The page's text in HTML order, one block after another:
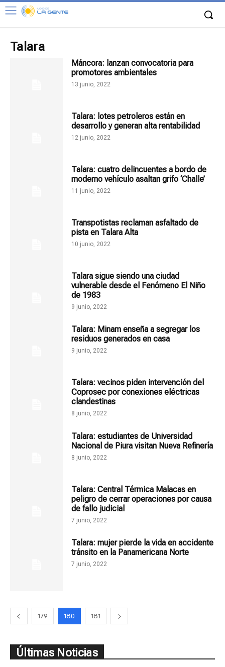
Talara
Máncora: lanzan convocatoria para
promotores ambientales
13 junio, 2022
Talara: lotes petroleros están en
desarrollo y generan alta rentabilidad
12 junio, 2022
Talara: cuatro delincuentes a bordo de
moderno vehículo asaltan grifo ‘Challe’
11 junio, 2022
Transpotistas reclaman asfaltado de
pista en Talara Alta
10 junio, 2022
Talara sigue siendo una ciudad
vulnerable desde el Fenómeno El Niño
de 1983
9 junio, 2022
Talara: Minam enseña a segregar los
residuos generados en casa
9 junio, 2022
Talara: vecinos piden intervención del
Coprosec por conexiones eléctricas
clandestinas
8 junio, 2022
Talara: estudiantes de Universidad
Nacional de Piura visitan Nueva Refinería
8 junio, 2022
Talara: Central Térmica Malacas en
peligro de cerrar operaciones por causa
de fallo judicial
7 junio, 2022
Talara: mujer pierde la vida en accidente
tránsito en la Panamericana Norte
7 junio, 2022
179 180 181
Últimas Noticias